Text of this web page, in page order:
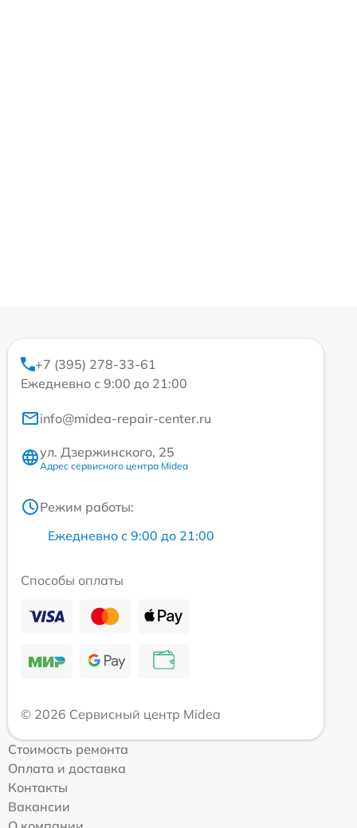
+7 (395) 278-33-61
Ежедневно с 9:00 до 21:00
info@midea-repair-center.ru
ул. Дзержинского, 25
Адрес сервисного центра Midea
Режим работы:
Ежедневно с 9:00 до 21:00
Способы оплаты
© 2026 Сервисный центр Midea
Стоимость ремонта
Оплата и доставка
Контакты
Вакансии